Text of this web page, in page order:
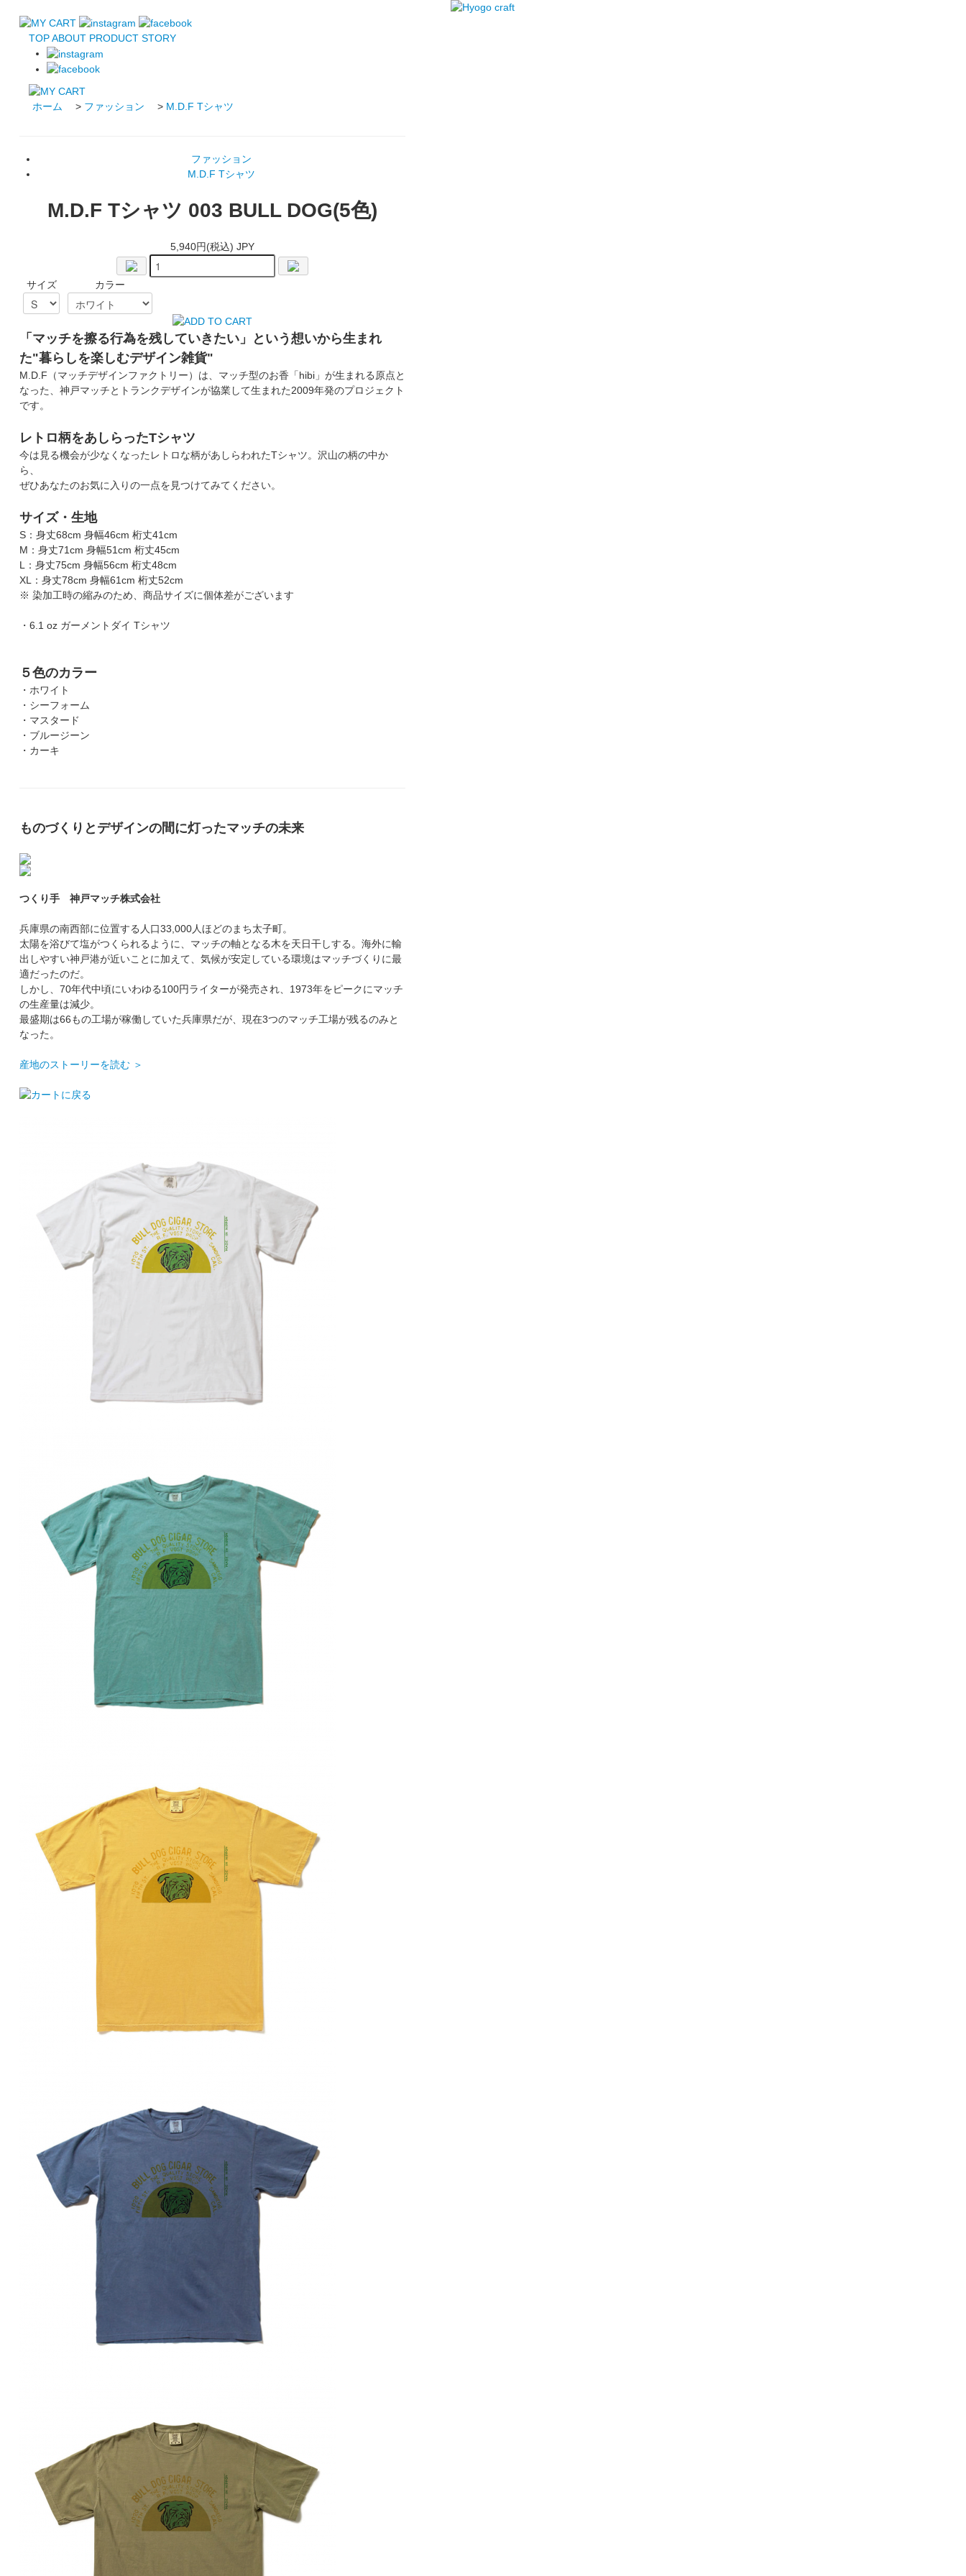
TOPABOUT PRODUCT STORY
ホーム > ファッション > M.D.F Tシャツ
ファッション
M.D.F Tシャツ
M.D.F Tシャツ 003 BULL DOG(5色)
5,940円(税込) JPY
サイズ カラー
「マッチを擦る行為を残していきたい」という想いから生まれ
た"暮らしを楽しむデザイン雑貨"
M.D.F（マッチデザインファクトリー）は、マッチ型のお香「hibi」が生まれる原点と
なった、神戸マッチとトランクデザインが協業して生まれた2009年発のプロジェクト
です。
レトロ柄をあしらったTシャツ
今は見る機会が少なくなったレトロな柄があしらわれたTシャツ。沢山の柄の中か
ら、
ぜひあなたのお気に入りの一点を見つけてみてください。
サイズ・生地
S：身丈68cm 身幅46cm 桁丈41cm
M：身丈71cm 身幅51cm 桁丈45cm
L：身丈75cm 身幅56cm 桁丈48cm
XL：身丈78cm 身幅61cm 桁丈52cm
※ 染加工時の縮みのため、商品サイズに個体差がございます
・6.1 oz ガーメントダイ Tシャツ
５色のカラー
・ホワイト
・シーフォーム
・マスタード
・ブルージーン
・カーキ
ものづくりとデザインの間に灯ったマッチの未来
つくり手 神戸マッチ株式会社
兵庫県の南西部に位置する人口33,000人ほどのまち太子町。
太陽を浴びて塩がつくられるように、マッチの軸となる木を天日干しする。海外に輸
出しやすい神戸港が近いことに加えて、気候が安定している環境はマッチづくりに最
適だったのだ。
しかし、70年代中頃にいわゆる100円ライターが発売され、1973年をピークにマッチ
の生産量は減少。
最盛期は66もの工場が稼働していた兵庫県だが、現在3つのマッチ工場が残るのみと
なった。
産地のストーリーを読む ＞